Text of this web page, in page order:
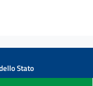
Stato